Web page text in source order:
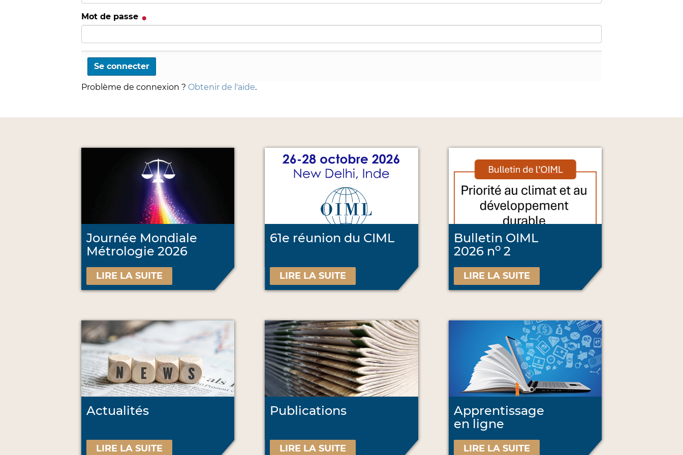
Mot de passe
Problème de connexion ? Obtenir de l'aide.
Journée Mondiale
Métrologie 2026
LIRE LA SUITE
61e réunion du CIML
LIRE LA SUITE
Bulletin OIML
2026 no2
LIRE LA SUITE
Actualités
LIRE LA SUITE
Publications
LIRE LA SUITE
Apprentissage
en ligne
LIRE LA SUITE